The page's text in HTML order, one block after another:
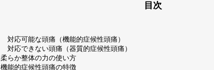
目次
対応可能な頭痛（機能的症候性頭痛）
対応できない頭痛（器質的症候性頭痛）
柔らか整体の力の使い方
機能的症候性頭痛の特徴